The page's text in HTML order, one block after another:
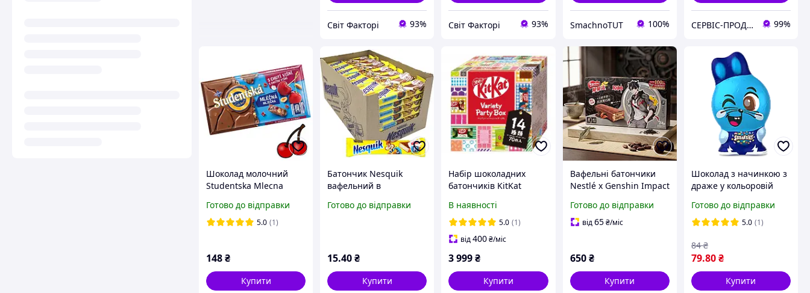
Світ Факторі 93% Світ Факторі 93% SmachnoTUT 100% СЕРВІС-ПРОДУКТ 99%
Шоколад молочний
Studentska Mlecna
сухофруктами, 180 г,
Чехія
Готово до відправки
5.0 (1)
148₴
Купити
Батончик Nesquik
вафельний в
г
Готово до відправки
15.40₴
Купити
Набір шоколадних
батончиків KitKat
Box 14 смаків 70 штук
В наявності
5.0 (1)
від400₴/міс
3 999₴
Купити
Вафельні батончики
Nestlé x Genshin Impact
та темного шоколаду
(Різлі), 24 шт
Готово до відправки
від65 ₴/міс
650 ₴
Купити
Шоколад з начинкою з
драже у кольоровій
85 г Швейцарія
Готово до відправки
5.0 (1)
79.80₴
84 ₴
Купити